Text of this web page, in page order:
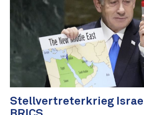
Stellvertreterkrieg